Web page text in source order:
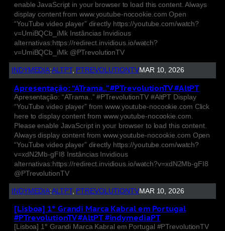
enable JavaScript in your browser to load this content. Always
display content from www.youtube-nocookie.com Open
“YouTube video player” directly https://youtube.com/watch?
v=UmiBQCb_iMk Instâncias Invidious
alternativas:https://redirect.invidious.io/watch?
v=UmiBQCb_iMk @PTrevolutionTV
INDYMEDIA:ALTPT, PTREVOLUTIONTVMAR 10, 2026
Apresentação: “ATrama..” #PTrevolutionTV #AltPT
Apresentação: “ATrama..” #PTrevolutionTV #AltPT Display
“YouTube video player” from www.youtube-nocookie.com Click
here to display content from www.youtube-nocookie.com.
Please enable JavaScript in your browser to load this content.
Always display content from www.youtube-nocookie.com Open
“YouTube video player” directly https://youtube.com/watch?
v=xdN2Mb-gFI8 Instâncias Invidious
alternativas:https://redirect.invidious.io/watch?v=xdN2Mb-gFI8
@PTrevolutionTV
INDYMEDIA:ALTPT, PTREVOLUTIONTVMAR 10, 2026
[Lisboa] 1° Grandi Marca Kabral em Portugal
#PTrevolutionTV #AltPT #indymediaPT
[Lisboa] 1° Grandi Marca Kabral em Portugal #PTrevolutionTV